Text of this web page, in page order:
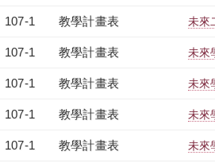
107-1 教學計畫表 未來
107-1 教學計畫表 未來
107-1 教學計畫表 未來
107-1 教學計畫表 未來
107-1 教學計畫表 未來